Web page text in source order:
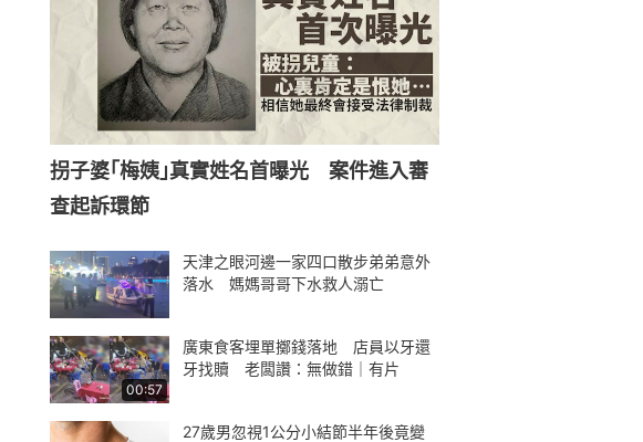
拐子婆｢梅姨｣真實姓名首曝光 案件進入審
查起訴環節
天津之眼河邊一家四口散步弟弟意外
落水 媽媽哥哥下水救人溺亡
00:57
廣東食客埋單擲錢落地 店員以牙還
牙找贖 老闆讚：無做錯｜有片
27歲男忽視1公分小結節半年後竟變